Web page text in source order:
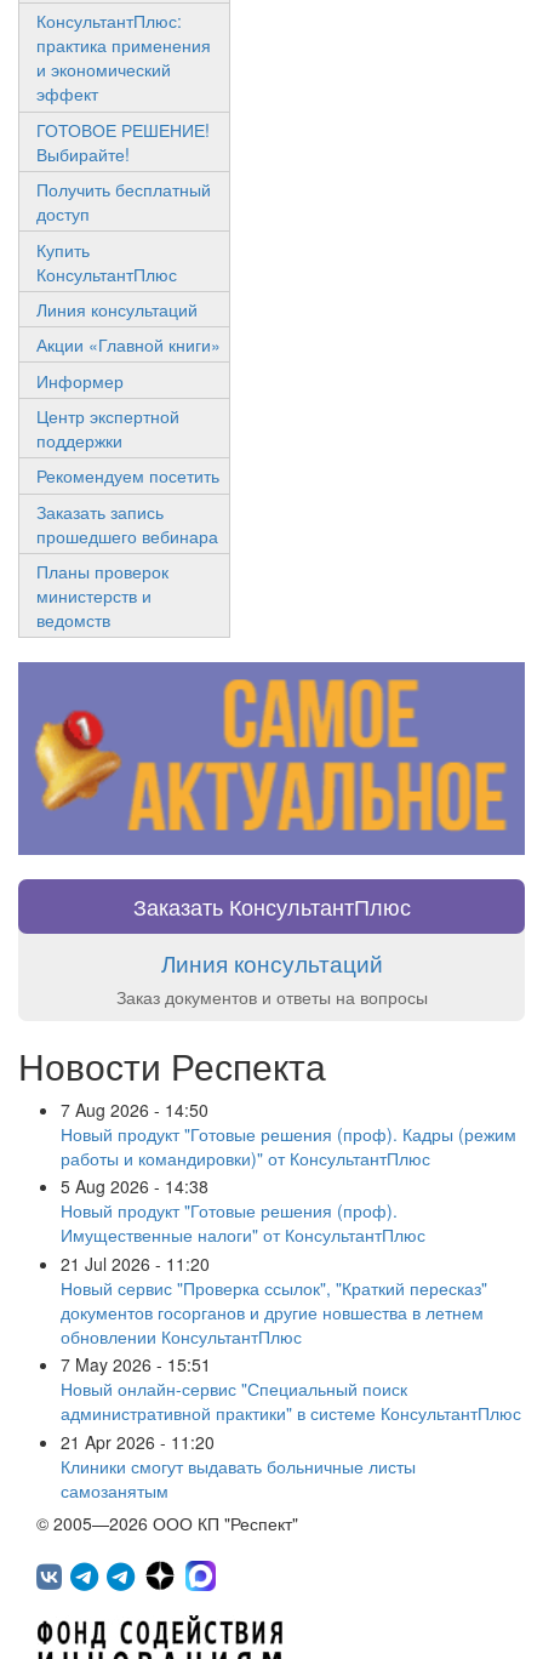
КонсультантПлюс:
практика применения
и экономический
эффект
ГОТОВОЕ РЕШЕНИЕ!
Выбирайте!
Получить бесплатный
доступ
Купить
КонсультантПлюс
Линия консультаций
Акции «Главной книги»
Информер
Центр экспертной
поддержки
Рекомендуем посетить
Заказать запись
прошедшего вебинара
Планы проверок
министерств и
ведомств
Заказать КонсультантПлюс
Линия консультаций
Заказ документов и ответы на вопросы
Новости Респекта
7 Aug 2026 - 14:50
Новый продукт "Готовые решения (проф). Кадры (режим
работы и командировки)" от КонсультантПлюс
5 Aug 2026 - 14:38
Новый продукт "Готовые решения (проф).
Имущественные налоги" от КонсультантПлюс
21 Jul 2026 - 11:20
Новый сервис "Проверка ссылок", "Краткий пересказ"
документов госорганов и другие новшества в летнем
обновлении КонсультантПлюс
7 May 2026 - 15:51
Новый онлайн-сервис "Специальный поиск
административной практики" в системе КонсультантПлюс
21 Apr 2026 - 11:20
Клиники смогут выдавать больничные листы
самозанятым
© 2005—2026 ООО КП "Респект"